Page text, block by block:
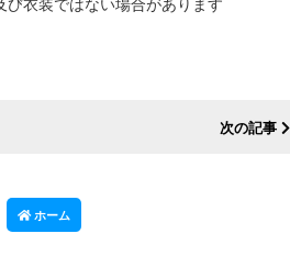
次の記事
ホーム